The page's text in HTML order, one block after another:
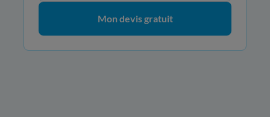
Mon devis gratuit